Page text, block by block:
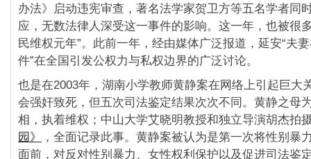
办法》启动违宪审查，著名法学家贺卫方等五名学者同
应，无数法律人深受这一事件的影响。这一年，也被很
民维权元年”。此前一年，经由媒体广泛报道，延安“夫
件”在全国引发公权力与私权边界的广泛讨论。
也是在2003年，湖南小学教师黄静案在网络上引起巨大
会强奸致死，但五次司法鉴定结果次次不同。黄静之母
相，执着维权；中山大学艾晓明教授和独立导演胡杰拍
园》
，全面记录此事。黄静案被认为是第一次将性别暴
面前，对反对性别暴力、女性权利保护以及促进司法鉴